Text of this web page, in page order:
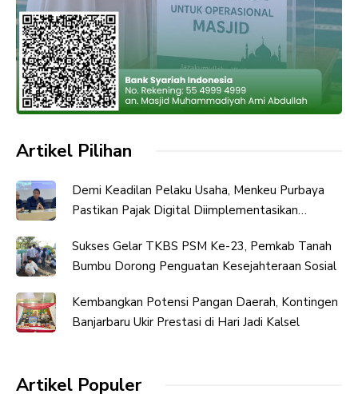
Artikel Pilihan
Demi Keadilan Pelaku Usaha, Menkeu Purbaya
Pastikan Pajak Digital Diimplementasikan
Sukses Gelar TKBS PSM Ke-23, Pemkab Tanah
Bumbu Dorong Penguatan Kesejahteraan Sosial
Kembangkan Potensi Pangan Daerah, Kontingen
Banjarbaru Ukir Prestasi di Hari Jadi Kalsel
Artikel Populer